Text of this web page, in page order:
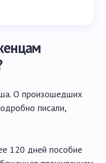
О произошедших
писали,
120 дней пособие